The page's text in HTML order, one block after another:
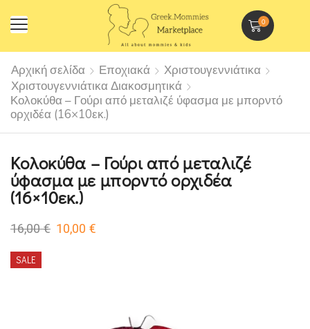
0
Αρχική σελίδα Εποχιακά
Χριστουγεννιάτικα
Χριστουγεννιάτικα Διακοσμητικά
Κολοκύθα – Γούρι από μεταλιζέ ύφασμα με μπορντό
ορχιδέα (16×10εκ.)
Κολοκύθα – Γούρι από μεταλιζέ
ύφασμα με μπορντό ορχιδέα
(16×10εκ.)
16,00€ 10,00 €
SALE